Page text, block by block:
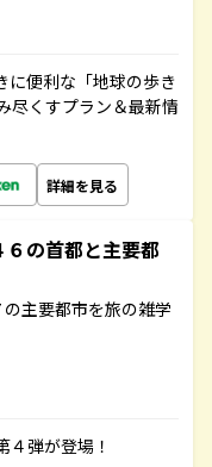
に便利な「地球の歩き
尽くすプラン＆最新情
詳細を見る
の首都と主要都
主要都市を旅の雑学
４弾が登場！